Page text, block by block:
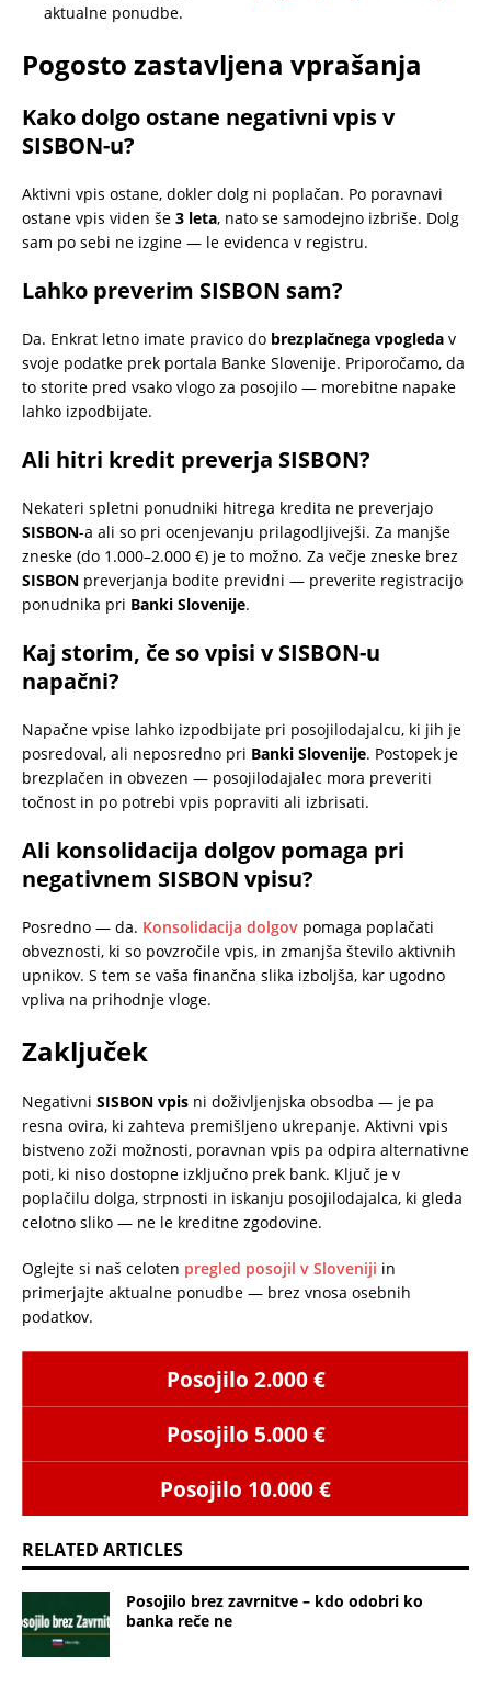
aktualne ponudbe.
Pogosto zastavljena vprašanja
Kako dolgo ostane negativni vpis v
SISBON-u?
Aktivni vpis ostane, dokler dolg ni poplačan. Po poravnavi
ostane vpis viden še 3 leta, nato se samodejno izbriše. Dolg
sam po sebi ne izgine — le evidenca v registru.
Lahko preverim SISBON sam?
Da. Enkrat letno imate pravico do brezplačnega vpogleda v
svoje podatke prek portala Banke Slovenije. Priporočamo, da
to storite pred vsako vlogo za posojilo — morebitne napake
lahko izpodbijate.
Ali hitri kredit preverja SISBON?
Nekateri spletni ponudniki hitrega kredita ne preverjajo
SISBON-a ali so pri ocenjevanju prilagodljivejši. Za manjše
zneske (do 1.000–2.000 €) je to možno. Za večje zneske brez
SISBON preverjanja bodite previdni — preverite registracijo
ponudnika pri Banki Slovenije.
Kaj storim, če so vpisi v SISBON-u
napačni?
Napačne vpise lahko izpodbijate pri posojilodajalcu, ki jih je
posredoval, ali neposredno pri Banki Slovenije. Postopek je
brezplačen in obvezen — posojilodajalec mora preveriti
točnost in po potrebi vpis popraviti ali izbrisati.
Ali konsolidacija dolgov pomaga pri
negativnem SISBON vpisu?
Posredno — da. Konsolidacija dolgov pomaga poplačati
obveznosti, ki so povzročile vpis, in zmanjša število aktivnih
upnikov. S tem se vaša finančna slika izboljša, kar ugodno
vpliva na prihodnje vloge.
Zaključek
Negativni SISBON vpis ni doživljenjska obsodba — je pa
resna ovira, ki zahteva premišljeno ukrepanje. Aktivni vpis
bistveno zoži možnosti, poravnan vpis pa odpira alternativne
poti, ki niso dostopne izključno prek bank. Ključ je v
poplačilu dolga, strpnosti in iskanju posojilodajalca, ki gleda
celotno sliko — ne le kreditne zgodovine.
Oglejte si naš celoten pregled posojil v Sloveniji in
primerjajte aktualne ponudbe — brez vnosa osebnih
podatkov.
Posojilo 2.000 €
Posojilo 5.000 €
Posojilo 10.000 €
RELATED ARTICLES
Posojilo brez zavrnitve – kdo odobri ko
banka reče ne